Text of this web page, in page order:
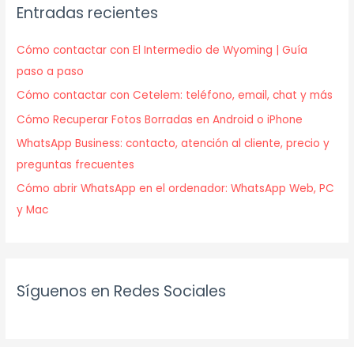
Entradas recientes
Cómo contactar con El Intermedio de Wyoming | Guía
paso a paso
Cómo contactar con Cetelem: teléfono, email, chat y más
Cómo Recuperar Fotos Borradas en Android o iPhone
WhatsApp Business: contacto, atención al cliente, precio y
preguntas frecuentes
Cómo abrir WhatsApp en el ordenador: WhatsApp Web, PC
y Mac
Síguenos en Redes Sociales